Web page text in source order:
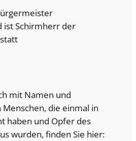
ist Schirmherr der
mit Namen und
die einmal in
haben und Opfer des
wurden, finden Sie hier: